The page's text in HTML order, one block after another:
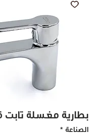
بطارية مغسلة ثابت
الصناعة *